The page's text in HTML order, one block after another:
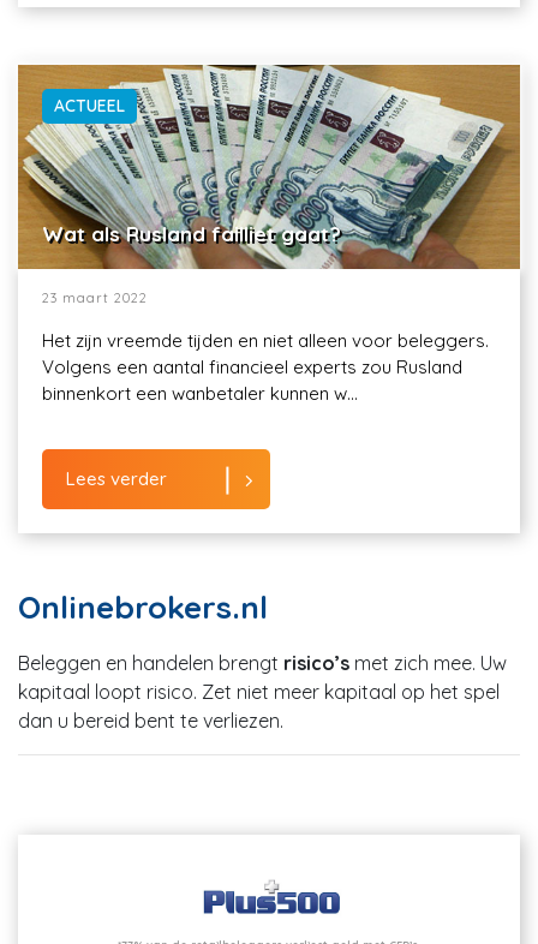
ACTUEEL
Wat als Rusland failliet gaat?
23 maart 2022
Het zijn vreemde tijden en niet alleen voor beleggers.
Volgens een aantal financieel experts zou Rusland
binnenkort een wanbetaler kunnen w...
Lees verder
Onlinebrokers.nl
Beleggen en handelen brengt risico’s met zich mee. Uw
kapitaal loopt risico. Zet niet meer kapitaal op het spel
dan u bereid bent te verliezen.